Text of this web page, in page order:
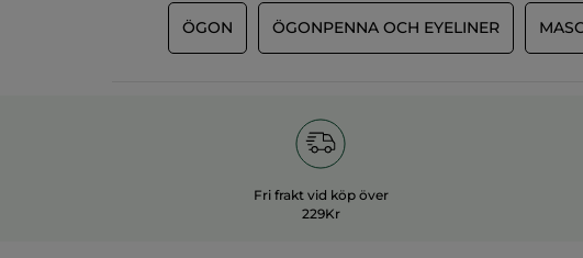
ÖGON ÖGONPENNA OCH EYELINER
Fri frakt vid köp över
229Kr